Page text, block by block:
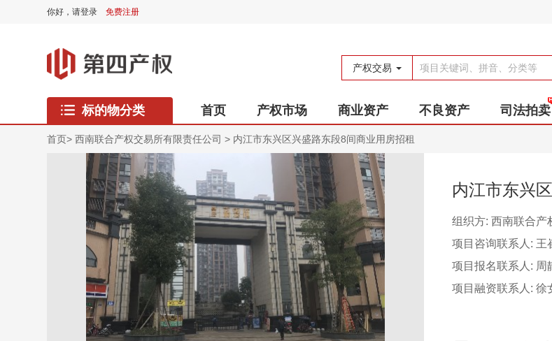
你好， 请登录 免费注册
产权交易
标的物分类 首页 产权市场 商业资产 不良资产 司法拍卖
西藏专区
首页> 西南联合产权交易所有限责任公司 > 内江市东兴区兴盛路东段8间商业用房招租
内江市东兴
组织方: 西南联合产
项目咨询联系人: 王
项目报名联系人: 周
项目融资联系人: 徐